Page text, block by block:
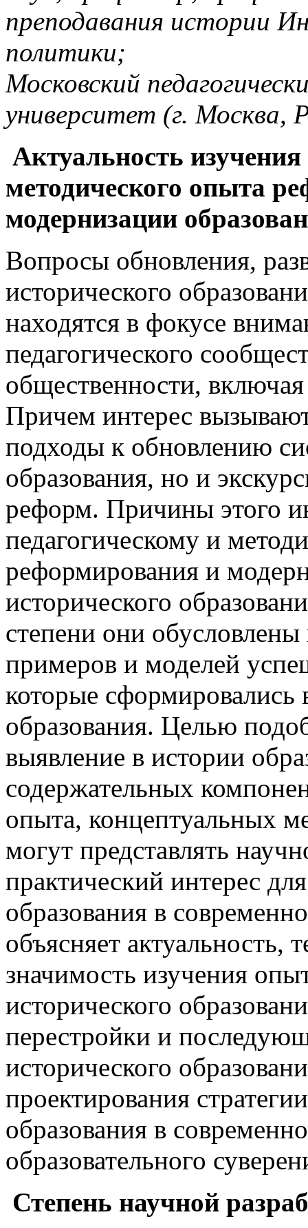
преподавания истории
политики;
Московский
университет (г. Москва,
Актуальность изучения
методического опыта
модернизации
Вопросы обновления,
исторического
находятся в фокусе
педагогического
общественности,
Причем интерес
подходы к обновлению
образования, но и
реформ. Причины этого
педагогическому и
реформирования и
исторического
степени они
примеров и моделей
которые сформировались
образования. Целью
выявление в истории
содержательных
опыта, концептуальных
могут представлять
практический интерес
образования в
объясняет актуальность,
значимость изучения
исторического
перестройки и
исторического
проектирования
образования в
образовательного
Степень научной